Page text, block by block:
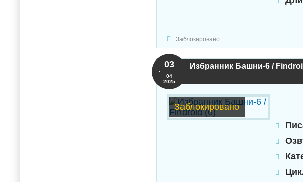
Заблокировано
Избранник Башни-6 /
03
04
2025
Заблокировано